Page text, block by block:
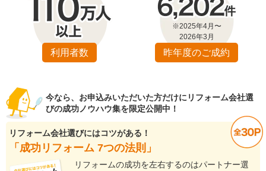
利用者数
※2025年4月〜
2026年3月
昨年度のご成約
今なら、お申込みいただいた方だけにリフォーム会社選
びの成功ノウハウ集を限定公開中！
リフォーム会社選びにはコツがある！
「成功リフォーム 7つの法則」
リフォームの成功を左右するのはパートナー選